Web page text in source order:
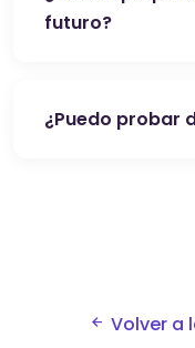
futuro?
¿Puedo probar
Volver a